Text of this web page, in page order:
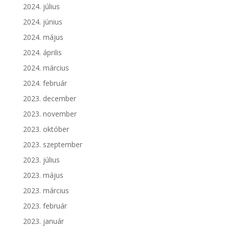
2024. július
2024. június
2024. május
2024. április
2024. március
2024. február
2023. december
2023. november
2023. október
2023. szeptember
2023. július
2023. május
2023. március
2023. február
2023. január